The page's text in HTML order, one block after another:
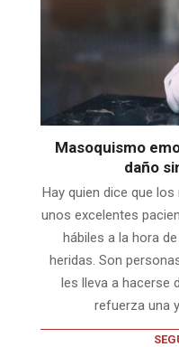
Masoquismo
daño
Hay quien dice que
unos excelentes
hábiles a la hora
heridas. Son
les lleva a hacerse
refuerza una